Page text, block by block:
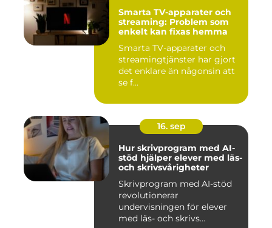
Smarta TV-apparater och
streaming: Problem som
enkelt kan fixas hemma
Smarta TV-apparater och
streamingtjänster har gjort
det enklare än någonsin att
se f...
16. sep
Hur skrivprogram med AI-
stöd hjälper elever med läs-
och skrivsvårigheter
Skrivprogram med AI-stöd
revolutionerar
undervisningen för elever
med läs- och skrivs...